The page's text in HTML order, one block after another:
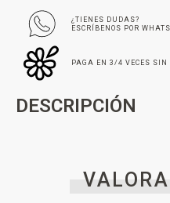
¿TIENES DUDAS?
ESCRÍBENOS POR
PAGA EN 3/4 VECES SIN
DESCRIPCIÓN